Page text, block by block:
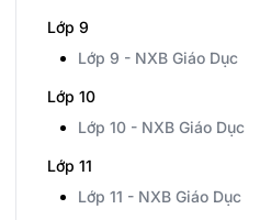
Lớp 9
Lớp 9 - NXB Giáo Dục
Lớp 10
Lớp 10 - NXB Giáo Dục
Lớp 11
Lớp 11 - NXB Giáo Dục